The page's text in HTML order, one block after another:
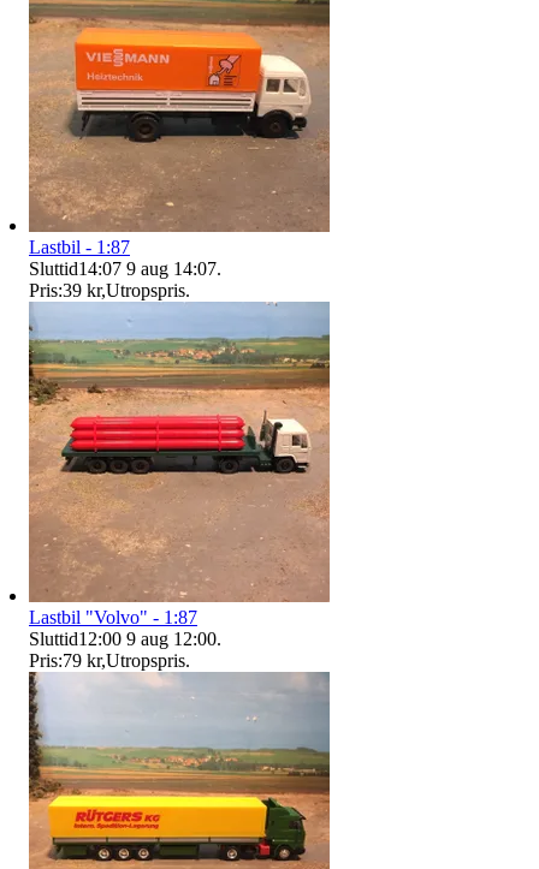
Lastbil - 1:87
Sluttid14:07 9 aug 14:07.
Pris:39 kr,Utropspris.
Lastbil "Volvo" - 1:87
Sluttid12:00 9 aug 12:00.
Pris:79 kr,Utropspris.